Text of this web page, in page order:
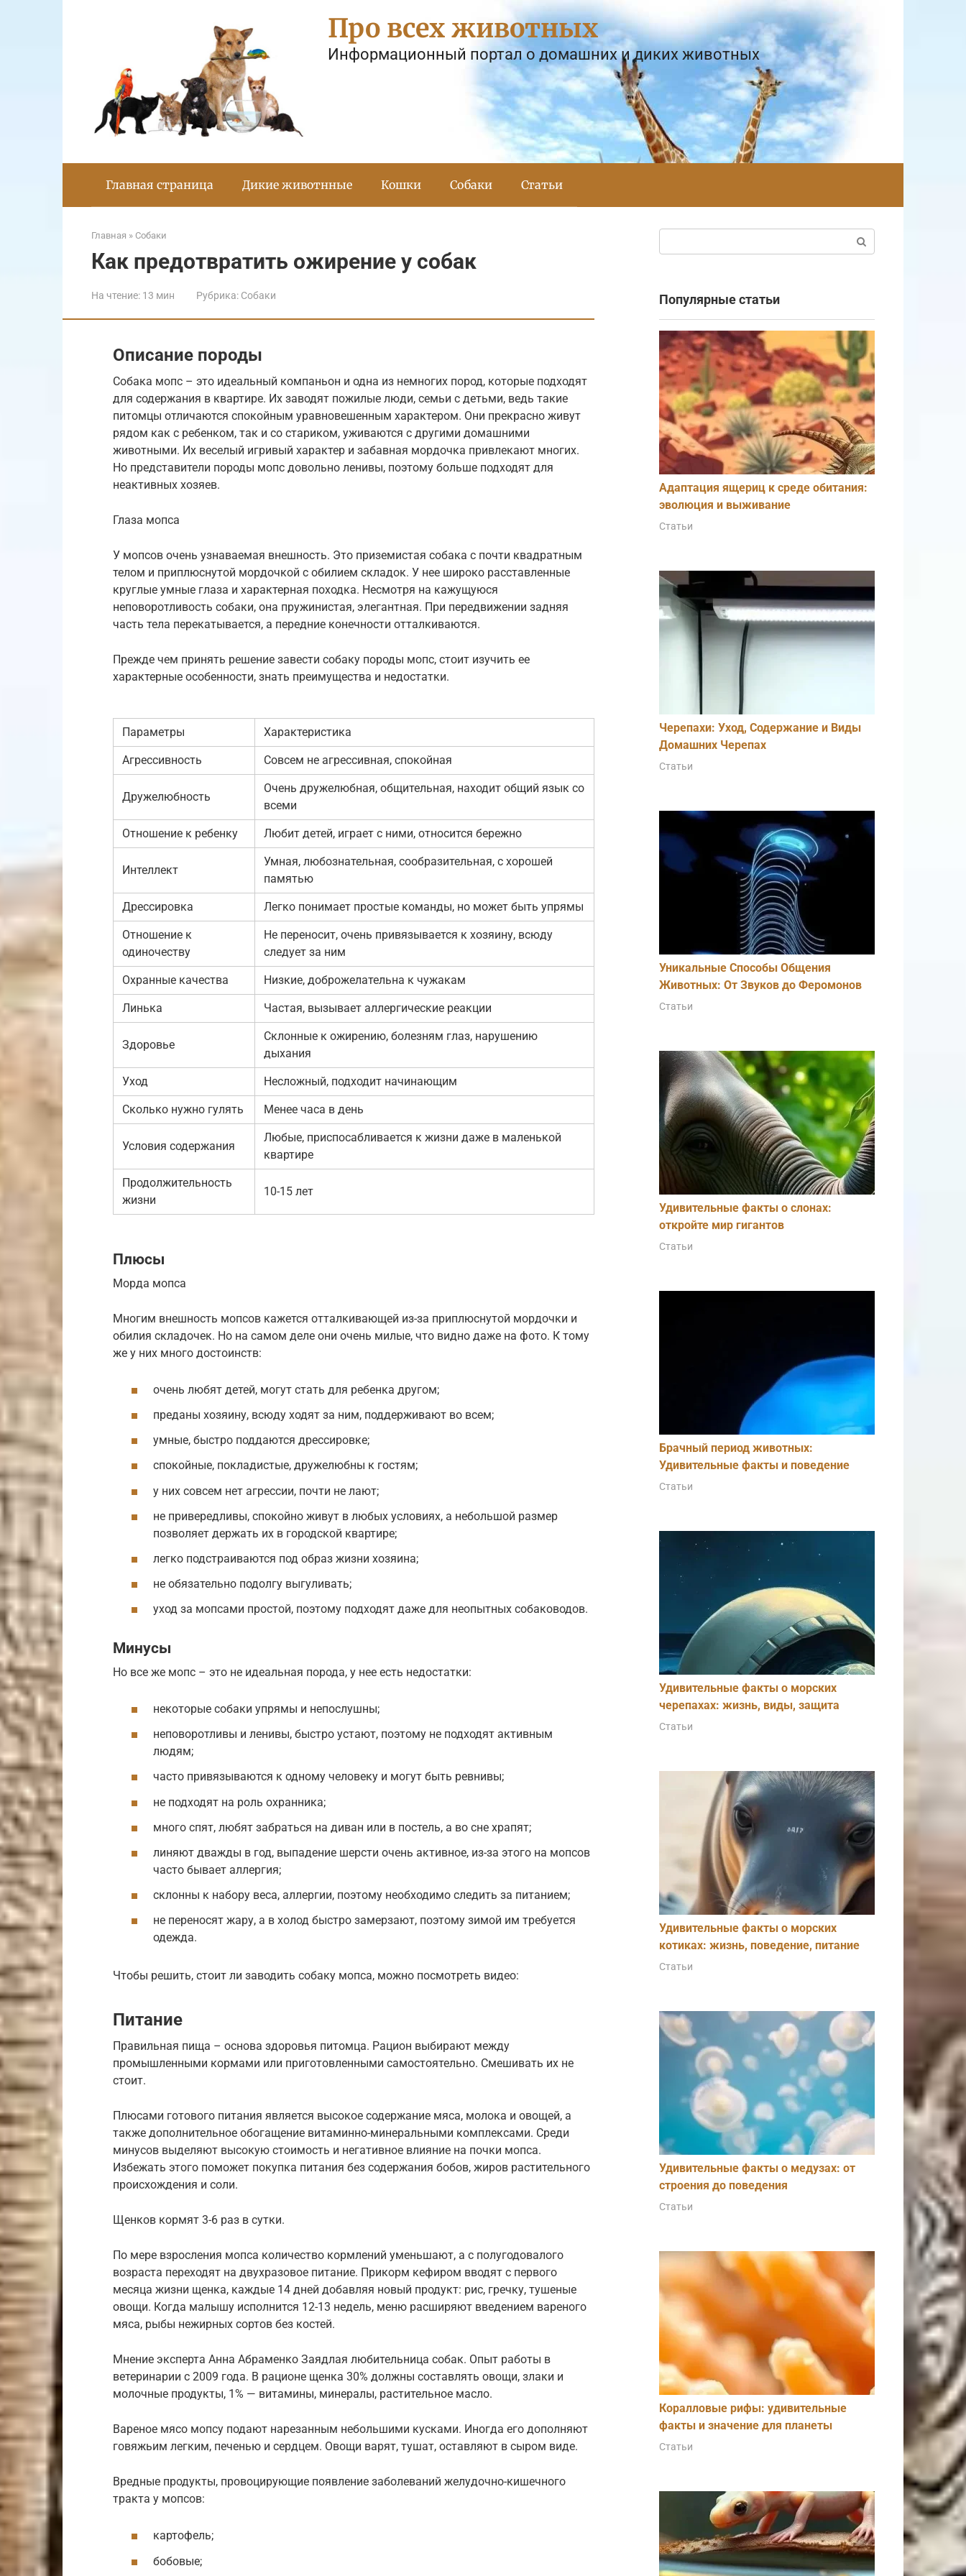
Про всех животных
Информационный портал о домашних и диких животных
Главная страница Дикие животнные Кошки Собаки Статьи
Главная » Собаки
Как предотвратить ожирение у собак
На чтение: 13 мин Рубрика: Собаки
Описание породы
Собака мопс – это идеальный компаньон и одна из немногих пород, которые подходят
для содержания в квартире. Их заводят пожилые люди, семьи с детьми, ведь такие
питомцы отличаются спокойным уравновешенным характером. Они прекрасно живут
рядом как с ребенком, так и со стариком, уживаются с другими домашними
животными. Их веселый игривый характер и забавная мордочка привлекают многих.
Но представители породы мопс довольно ленивы, поэтому больше подходят для
неактивных хозяев.
Глаза мопса
У мопсов очень узнаваемая внешность. Это приземистая собака с почти квадратным
телом и приплюснутой мордочкой с обилием складок. У нее широко расставленные
круглые умные глаза и характерная походка. Несмотря на кажущуюся
неповоротливость собаки, она пружинистая, элегантная. При передвижении задняя
часть тела перекатывается, а передние конечности отталкиваются.
Прежде чем принять решение завести собаку породы мопс, стоит изучить ее
характерные особенности, знать преимущества и недостатки.
Параметры Характеристика
Агрессивность Совсем не агрессивная, спокойная
Дружелюбность
Очень дружелюбная, общительная, находит общий язык со
всеми
Отношение к ребенку Любит детей, играет с ними, относится бережно
Интеллект
Умная, любознательная, сообразительная, с хорошей
памятью
Дрессировка Легко понимает простые команды, но может быть упрямы
Отношение к
одиночеству
Не переносит, очень привязывается к хозяину, всюду
следует за ним
Охранные качества Низкие, доброжелательна к чужакам
Линька Частая, вызывает аллергические реакции
Здоровье
Склонные к ожирению, болезням глаз, нарушению
дыхания
Уход Несложный, подходит начинающим
Сколько нужно гулять Менее часа в день
Условия содержания
Любые, приспосабливается к жизни даже в маленькой
квартире
Продолжительность
жизни
10-15 лет
Плюсы
Морда мопса
Многим внешность мопсов кажется отталкивающей из-за приплюснутой мордочки и
обилия складочек. Но на самом деле они очень милые, что видно даже на фото. К тому
же у них много достоинств:
очень любят детей, могут стать для ребенка другом;
преданы хозяину, всюду ходят за ним, поддерживают во всем;
умные, быстро поддаются дрессировке;
спокойные, покладистые, дружелюбны к гостям;
у них совсем нет агрессии, почти не лают;
не привередливы, спокойно живут в любых условиях, а небольшой размер
позволяет держать их в городской квартире;
легко подстраиваются под образ жизни хозяина;
не обязательно подолгу выгуливать;
уход за мопсами простой, поэтому подходят даже для неопытных собаководов.
Минусы
Но все же мопс – это не идеальная порода, у нее есть недостатки:
некоторые собаки упрямы и непослушны;
неповоротливы и ленивы, быстро устают, поэтому не подходят активным
людям;
часто привязываются к одному человеку и могут быть ревнивы;
не подходят на роль охранника;
много спят, любят забраться на диван или в постель, а во сне храпят;
линяют дважды в год, выпадение шерсти очень активное, из-за этого на мопсов
часто бывает аллергия;
склонны к набору веса, аллергии, поэтому необходимо следить за питанием;
не переносят жару, а в холод быстро замерзают, поэтому зимой им требуется
одежда.
Чтобы решить, стоит ли заводить собаку мопса, можно посмотреть видео:
Питание
Правильная пища – основа здоровья питомца. Рацион выбирают между
промышленными кормами или приготовленными самостоятельно. Смешивать их не
стоит.
Плюсами готового питания является высокое содержание мяса, молока и овощей, а
также дополнительное обогащение витаминно-минеральными комплексами. Среди
минусов выделяют высокую стоимость и негативное влияние на почки мопса.
Избежать этого поможет покупка питания без содержания бобов, жиров растительного
происхождения и соли.
Щенков кормят 3-6 раз в сутки.
По мере взросления мопса количество кормлений уменьшают, а с полугодовалого
возраста переходят на двухразовое питание. Прикорм кефиром вводят с первого
месяца жизни щенка, каждые 14 дней добавляя новый продукт: рис, гречку, тушеные
овощи. Когда малышу исполнится 12-13 недель, меню расширяют введением вареного
мяса, рыбы нежирных сортов без костей.
Мнение эксперта Анна Абраменко Заядлая любительница собак. Опыт работы в
ветеринарии с 2009 года. В рационе щенка 30% должны составлять овощи, злаки и
молочные продукты, 1% — витамины, минералы, растительное масло.
Вареное мясо мопсу подают нарезанным небольшими кусками. Иногда его дополняют
говяжьим легким, печенью и сердцем. Овощи варят, тушат, оставляют в сыром виде.
Вредные продукты, провоцирующие появление заболеваний желудочно-кишечного
тракта у мопсов:
картофель;
бобовые;
Популярные статьи
Адаптация ящериц к среде обитания:
эволюция и выживание
Статьи
Черепахи: Уход, Содержание и Виды
Домашних Черепах
Статьи
Уникальные Способы Общения
Животных: От Звуков до Феромонов
Статьи
Удивительные факты о слонах:
откройте мир гигантов
Статьи
Брачный период животных:
Удивительные факты и поведение
Статьи
Удивительные факты о морских
черепахах: жизнь, виды, защита
Статьи
Удивительные факты о морских
котиках: жизнь, поведение, питание
Статьи
Удивительные факты о медузах: от
строения до поведения
Статьи
Коралловые рифы: удивительные
факты и значение для планеты
Статьи